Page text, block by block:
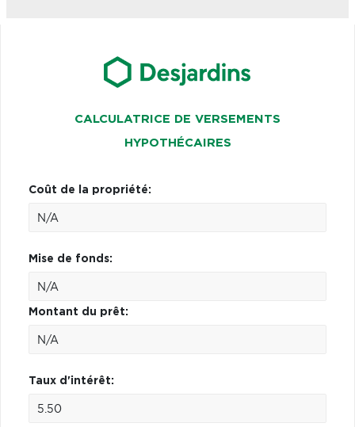
CALCULATRICE DE VERSEMENTS
HYPOTHÉCAIRES
Coût de la propriété:
Mise de fonds:
Montant du prêt:
Taux d'intérêt: